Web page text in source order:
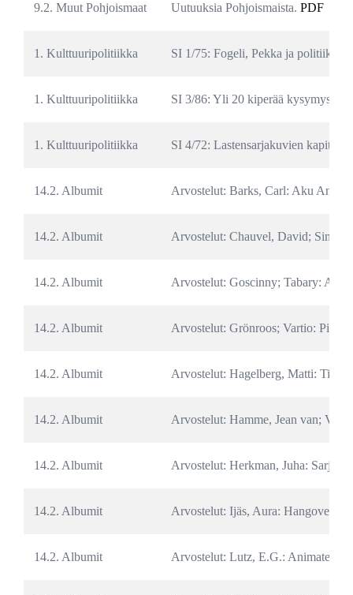
9.2. Muut Pohjoismaat Uutuuksia Pohjoismaista. PDF
1. Kulttuuripolitiikka SI 1/75: Fogeli, Pekka ja politiikka.
1. Kulttuuripolitiikka SI 3/86: Yli 20 kiperää kysymystä
1. Kulttuuripolitiikka SI 4/72: Lastensarjakuvien
14.2. Albumit Arvostelut: Barks, Carl: Aku
14.2. Albumit Arvostelut: Chauvel, David;
14.2. Albumit Arvostelut: Goscinny; Tabary:
14.2. Albumit Arvostelut: Grönroos; Vartio:
14.2. Albumit Arvostelut: Hagelberg, Matti:
14.2. Albumit Arvostelut: Hamme, Jean van;
14.2. Albumit Arvostelut: Herkman, Juha:
14.2. Albumit Arvostelut: Ijäs, Aura: Hangover:
14.2. Albumit Arvostelut: Lutz, E.G.: Animated